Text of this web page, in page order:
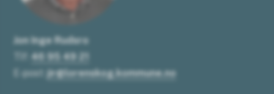
Jon Inge Rudsro
46 95 49 21
E-post: jir@lorenskog.kommune.no